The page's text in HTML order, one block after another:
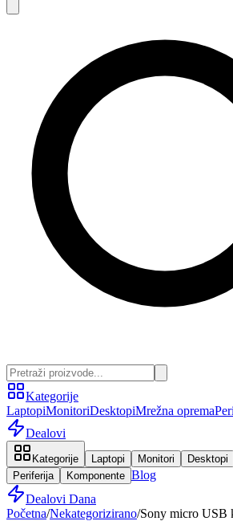
Kategorije
LaptopiMonitoriDesktopiMrežna oprema
Dealovi
Kategorije Laptopi Monitori Desktopi
Periferija
Komponente Blog
Dealovi Dana
Početna/Nekategorizirano/Sony micro USB